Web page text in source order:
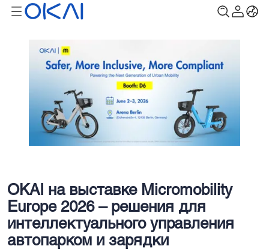
OKAI на выставке Micromobility
Europe 2026 – решения для
интеллектуального управления
автопарком и зарядки